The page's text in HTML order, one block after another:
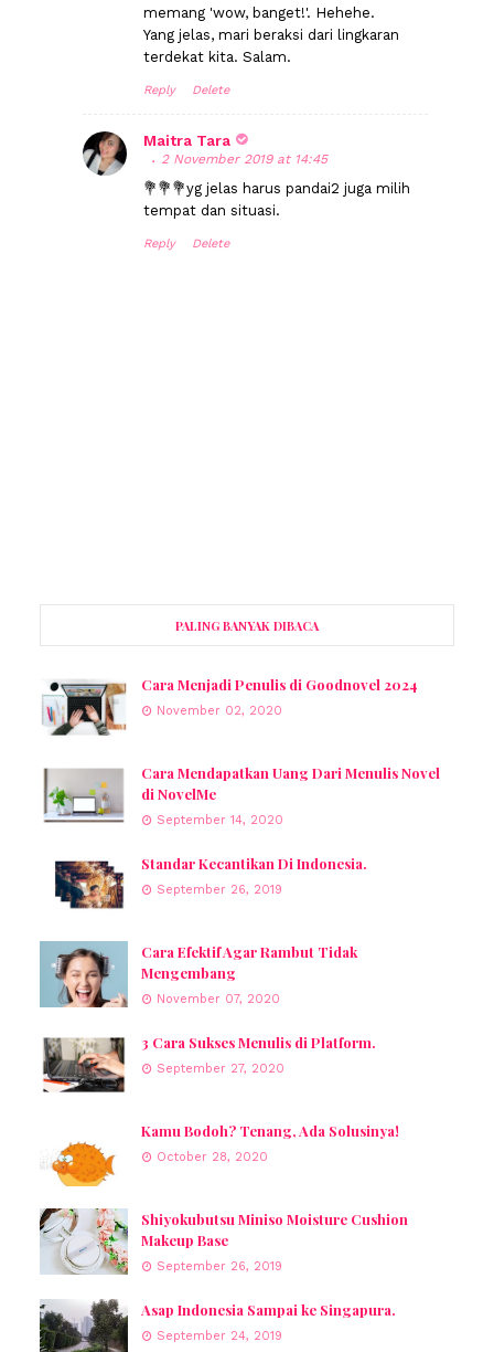
memang 'wow, banget!'. Hehehe.
Yang jelas, mari beraksi dari lingkaran
terdekat kita. Salam.
Reply Delete
Maitra Tara
2 November 2019 at 14:45
💐💐💐yg jelas harus pandai2 juga milih
tempat dan situasi.
Reply Delete
PALING BANYAK DIBACA
Cara Menjadi Penulis di Goodnovel 2024
November 02, 2020
Cara Mendapatkan Uang Dari Menulis Novel
di NovelMe
September 14, 2020
Standar Kecantikan Di Indonesia.
September 26, 2019
Cara Efektif Agar Rambut Tidak
Mengembang
November 07, 2020
3 Cara Sukses Menulis di Platform.
September 27, 2020
Kamu Bodoh? Tenang, Ada Solusinya!
October 28, 2020
Shiyokubutsu Miniso Moisture Cushion
Makeup Base
September 26, 2019
Asap Indonesia Sampai ke Singapura.
September 24, 2019